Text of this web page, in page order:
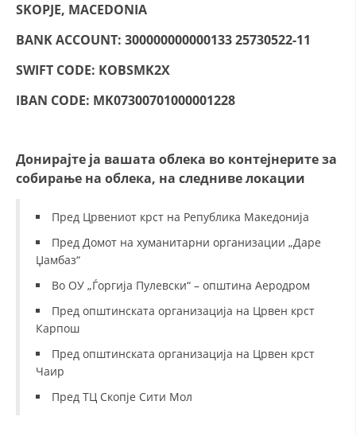
РАКОВОДЕН ОДБОР
СОБРАНИЕ
СТРУКТУРА И ОРГАНИЗАЦИОНА ПОСТАВЕНОСТ
ДИСЕМИНАЦИЈА
ПРОМОЦИЈА НА ХУМАНИ ВРЕДНОСТИ
УПОТРЕБА И ЗАШТИТА НА АМБЛЕМОТ
СОЦИЈАЛНО ХУМАНИТАРНА ДЕЈНОСТ
КАКО ДА ДОНИРАТЕ
ПОДГОТВЕНОСТ И ДЕЈСТВО ПРИ КАТАСТРОФИ
ТИМОВИ НА ООЦК ОХРИД
ИСТРАЖУВАЊЕ НА ЈАВНО МИСЛЕЊЕ
SKOPJE, MACEDONIA
BANK ACCOUNT: 300000000000133 25730522-11
SWIFT CODE: KOBSMK2X
IBAN CODE: MK07300701000001228
Донирајте ја вашата облека во контејнерите за
собирање на облека, на следниве локации
Пред Црвениот крст на Република Македонија
Пред Домот на хуманитарни организации „Даре
Џамбаз“
Во ОУ „Ѓоргија Пулевски“ – општина Аеродром
Пред општинската организација на Црвен крст
Карпош
Пред општинската организација на Црвен крст
Чаир
Пред ТЦ Скопје Сити Мол